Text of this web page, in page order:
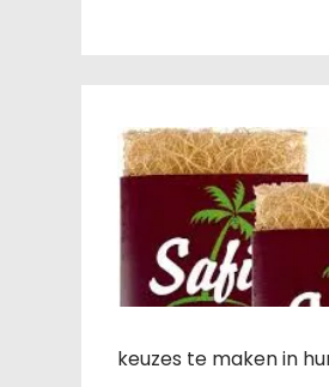
keuzes te maken in